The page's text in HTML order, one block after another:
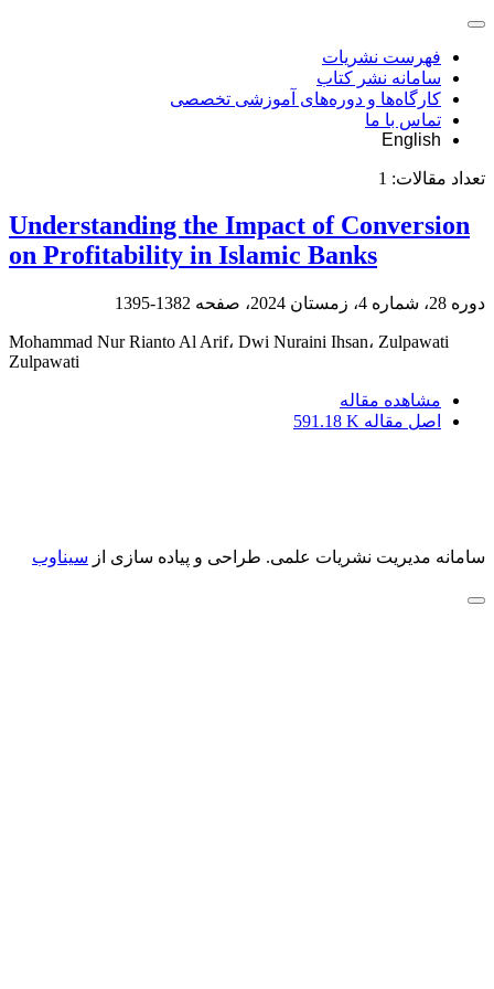
فهرست نشریات
سامانه نشر کتاب
کارگاه‌ها و دوره‌های آموزشی تخصصی
تماس با ما
English
تعداد مقالات: 1
Understanding the Impact of Conversion
on Profitability in Islamic Banks
دوره 28، شماره 4، زمستان 2024، صفحه 1382-1395
Mohammad Nur Rianto Al Arif، Dwi Nuraini Ihsan، Zulpawati
Zulpawati
مشاهده مقاله
اصل مقاله 591.18 K
سامانه مدیریت نشریات علمی. طراحی و پیاده سازی از سیناوب